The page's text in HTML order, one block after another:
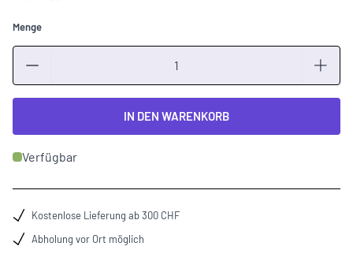
Menge
IN DEN WARENKORB
Verfügbar
Kostenlose Lieferung ab 300 CHF
Abholung vor Ort möglich